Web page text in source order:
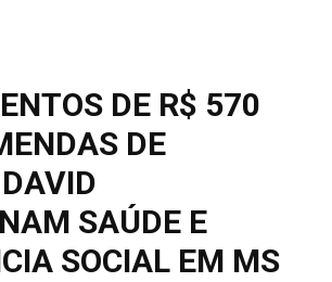
DE R$ 570
DE
SAÚDE E
SOCIAL EM MS